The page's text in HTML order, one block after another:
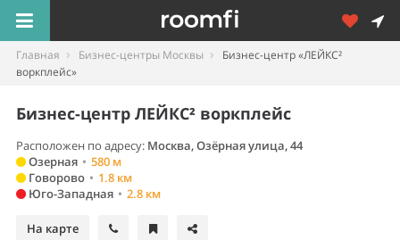
Главная Бизнес-центры Москвы
Бизнес-центр «ЛЕЙКС²
воркплейс»
Бизнес-центр ЛЕЙКС² воркплейс
Расположен по адресу: Москва,Озёрная улица, 44
Озерная • 580 м
Говорово • 1.8 км
Юго-Западная • 2.8 км
На карте